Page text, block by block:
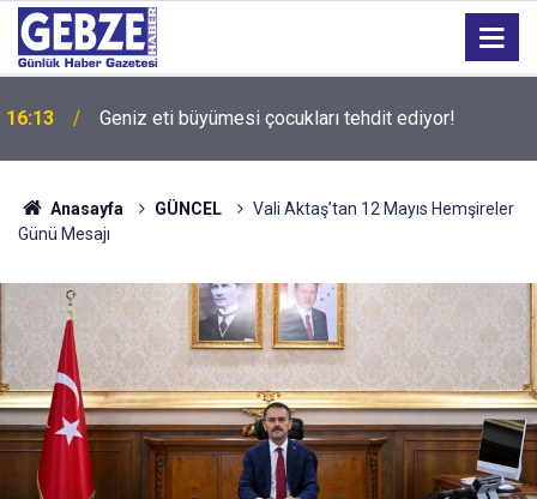
16:13 Geniz eti büyümesi çocukları tehdit ediyor!
Anasayfa GÜNCEL
Vali Aktaş’tan 12 Mayıs Hemşireler
Günü Mesajı